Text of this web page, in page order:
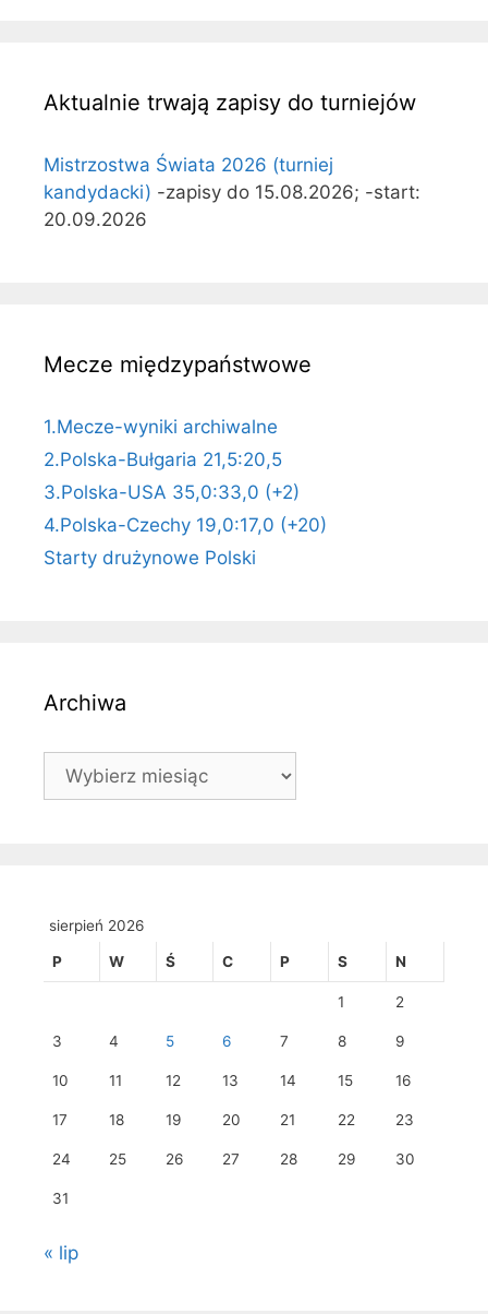
Aktualnie trwają zapisy do turniejów
Mistrzostwa Świata 2026 (turniej
kandydacki) -zapisy do 15.08.2026; -start:
20.09.2026
Mecze międzypaństwowe
1.Mecze-wyniki archiwalne
2.Polska-Bułgaria 21,5:20,5
3.Polska-USA 35,0:33,0 (+2)
4.Polska-Czechy 19,0:17,0 (+20)
Starty drużynowe Polski
Archiwa
Archiwa
sierpień 2026
P W Ś C P S N
1 2
3 4 5 6 7 8 9
10 11 12 13 14 15 16
17 18 19 20 21 22 23
24 25 26 27 28 29 30
31
« lip